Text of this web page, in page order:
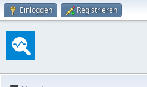
Einloggen Registrieren